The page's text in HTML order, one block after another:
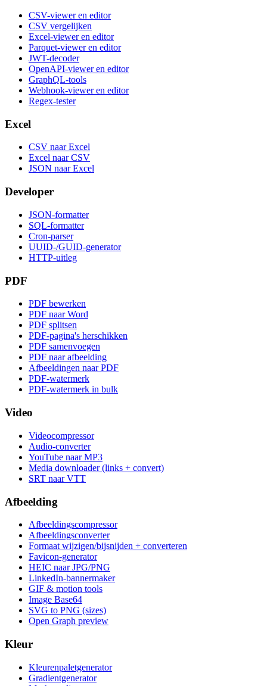
CSV-viewer en editor
CSV vergelijken
Excel-viewer en editor
Parquet-viewer en editor
JWT-decoder
OpenAPI-viewer en editor
GraphQL-tools
Webhook-viewer en editor
Regex-tester
Excel
CSV naar Excel
Excel naar CSV
JSON naar Excel
Developer
JSON-formatter
SQL-formatter
Cron-parser
UUID-/GUID-generator
HTTP-uitleg
PDF
PDF bewerken
PDF naar Word
PDF splitsen
PDF-pagina's herschikken
PDF samenvoegen
PDF naar afbeelding
Afbeeldingen naar PDF
PDF-watermerk
PDF-watermerk in bulk
Video
Videocompressor
Audio-converter
YouTube naar MP3
Media downloader (links + convert)
SRT naar VTT
Afbeelding
Afbeeldingscompressor
Afbeeldingsconverter
Formaat wijzigen/bijsnijden + converteren
Favicon-generator
HEIC naar JPG/PNG
LinkedIn-bannermaker
GIF & motion tools
Image Base64
SVG to PNG (sizes)
Open Graph preview
Kleur
Kleurenpaletgenerator
Gradientgenerator